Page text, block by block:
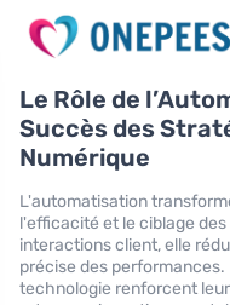
Le Rôle de
Succès des
Numérique
L'automatisation
l'efficacité et le ciblage
interactions client, elle
précise des
technologie renforcent